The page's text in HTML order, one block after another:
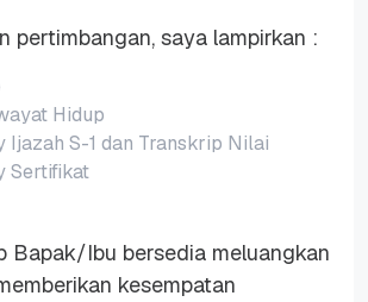
pertimbangan, saya lampirkan :
Hidup
Ijazah S-1 dan Transkrip Nilai
Sertifikat
Bapak/Ibu bersedia meluangkan
kesempatan